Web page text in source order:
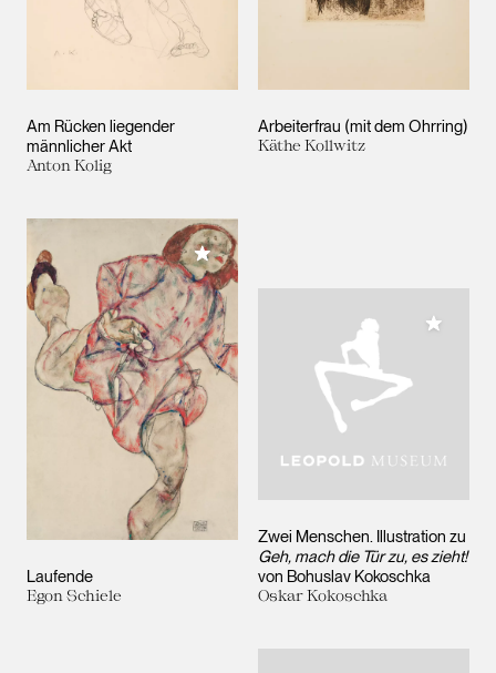
Am Rücken liegender
männlicher Akt
Anton Kolig
Arbeiterfrau (mit dem Ohrring)
Käthe Kollwitz
Laufende
Egon Schiele
Meiner Sammlung hinzufügen
Zwei Menschen. Illustration zu
Geh, mach die Tür zu, es zieht!
von Bohuslav Kokoschka
Oskar Kokoschka
Meiner